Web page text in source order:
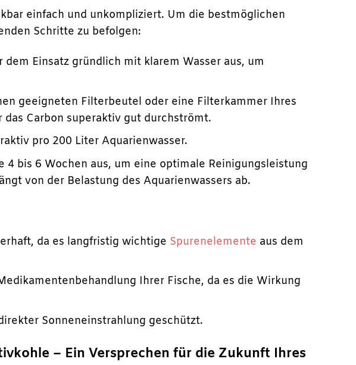
einfach und unkompliziert. Um die bestmöglichen
Schritte zu befolgen:
dem Einsatz gründlich mit klarem Wasser aus, um
geeigneten Filterbeutel oder eine Filterkammer Ihres
das Carbon superaktiv gut durchströmt.
pro 200 Liter Aquarienwasser.
4 bis 6 Wochen aus, um eine optimale Reinigungsleistung
von der Belastung des Aquarienwassers ab.
da es langfristig wichtige Spurenelemente aus dem
Ihrer Fische, da es die Wirkung
Sonneneinstrahlung geschützt.
– Ein Versprechen für die Zukunft Ihres